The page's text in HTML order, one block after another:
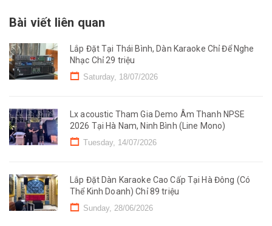
Bài viết liên quan
Lắp Đặt Tại Thái Bình, Dàn Karaoke Chỉ Để Nghe
Nhạc Chỉ 29 triệu
Saturday, 18/07/2026
Lx acoustic Tham Gia Demo Âm Thanh NPSE
2026 Tại Hà Nam, Ninh Bình (Line Mono)
Tuesday, 14/07/2026
Lắp Đặt Dàn Karaoke Cao Cấp Tại Hà Đông (Có
Thể Kinh Doanh) Chỉ 89 triệu
Sunday, 28/06/2026